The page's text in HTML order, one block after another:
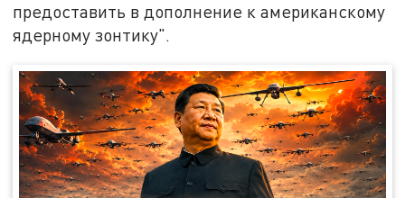
предоставить в дополнение к американскому
ядерному зонтику".